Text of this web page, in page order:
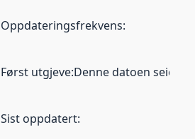
Oppdateringsfrekvens:
Først utgjeve:Denne datoen seier
Sist oppdatert: